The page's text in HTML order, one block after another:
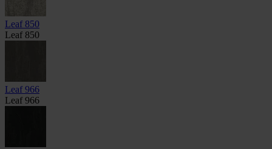
Leaf 850
Leaf 850
Leaf 966
Leaf 966